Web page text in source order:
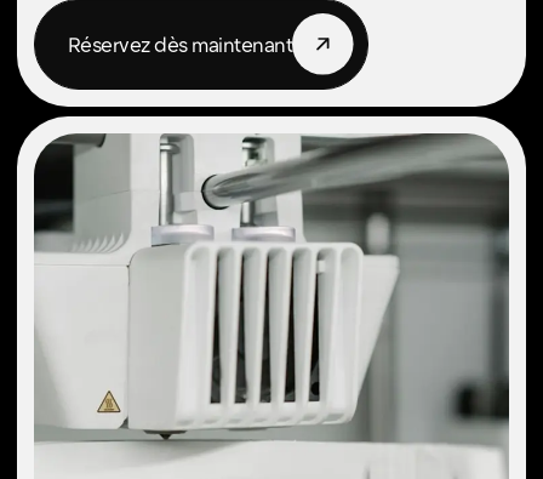
Miniatures et figurines
prototypage
Dentisterie et médecine
Prototypage et
conception de produits